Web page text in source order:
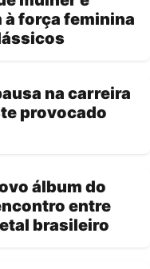
à força feminina
na carreira
provocado
álbum do
entre
brasileiro